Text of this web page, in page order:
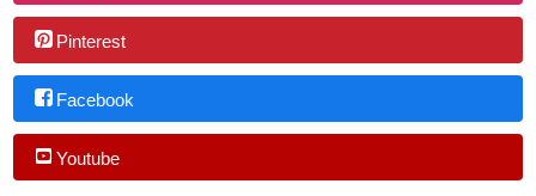
Pinterest
Facebook
Youtube